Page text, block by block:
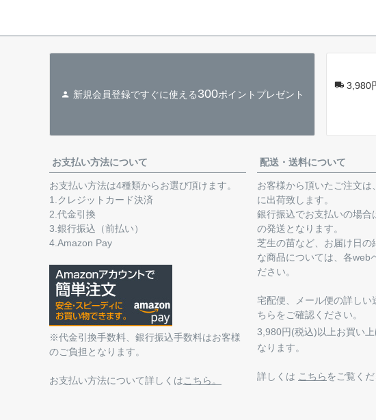
新規会員登録ですぐに使える300ポイントプレゼント
3,980
お支払い方法について
お支払い方法は4種類からお選び頂けます。
1.クレジットカード決済
2.代金引換
3.銀行振込（前払い）
4.Amazon Pay
※代金引換手数料、銀行振込手数料はお客様
のご負担となります。
お支払い方法について詳しくは こちら。
配送・送料について
お客様から頂いたご注文は
に出荷致します。
銀行振込でお支払いの場合
の発送となります。
芝生の苗など、お届け日の
な商品については、各web
ださい。
宅配便、メール便の詳しい
ちらをご確認ください。
3,980円(税込)以上お買い
なります。
詳しくは こちら をご覧くだ